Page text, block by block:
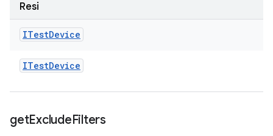
Resi
ITestDevice
ITestDevice
getExcludeFilters